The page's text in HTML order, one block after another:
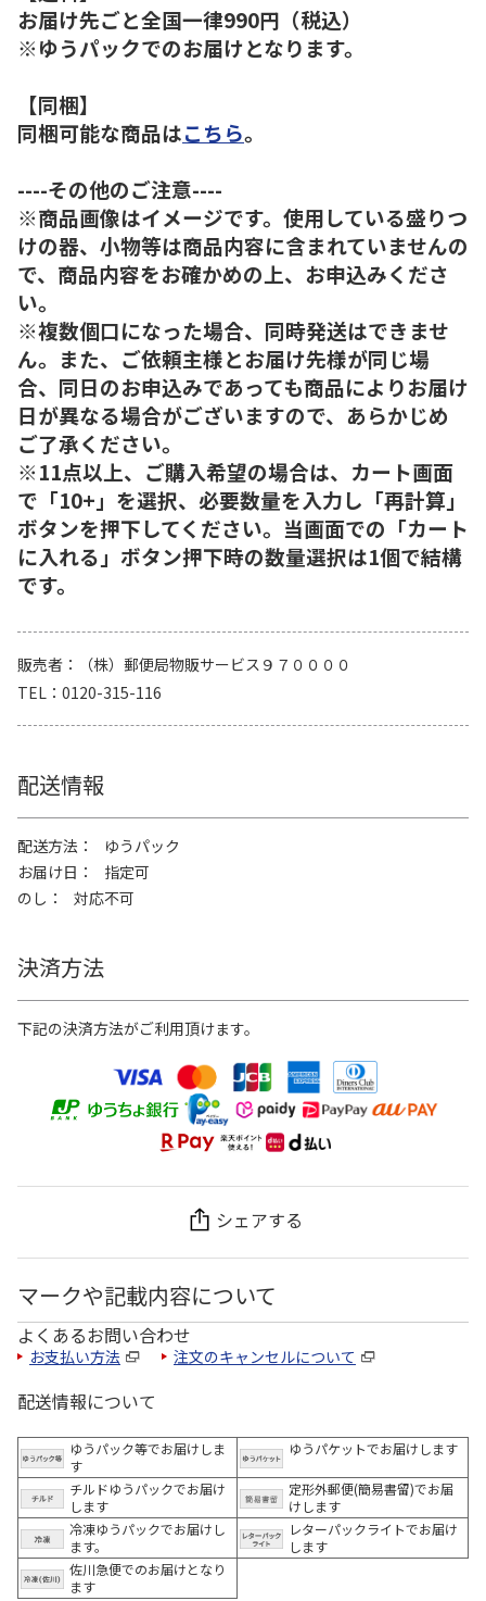
お届け先ごと全国一律990円（税込）
※ゆうパックでのお届けとなります。
【同梱】
同梱可能な商品はこちら。
----その他のご注意----
※商品画像はイメージです。使用している盛りつ
けの器、小物等は商品内容に含まれていませんの
で、商品内容をお確かめの上、お申込みくださ
い。
※複数個口になった場合、同時発送はできませ
ん。また、ご依頼主様とお届け先様が同じ場
合、同日のお申込みであっても商品によりお届け
日が異なる場合がございますので、あらかじめ
ご了承ください。
※11点以上、ご購入希望の場合は、カート画面
で「10+」を選択、必要数量を入力し「再計算」
ボタンを押下してください。当画面での「カート
に入れる」ボタン押下時の数量選択は1個で結構
です。
販売者
（株）郵便局物販サービス９７００００
TEL
0120-315-116
配送情報
配送方法
ゆうパック
お届け日
指定可
のし
対応不可
決済方法
下記の決済方法がご利用頂けます。
シェアする
マークや記載内容について
よくあるお問い合わせ
お支払い方法 注文のキャンセルについて
配送情報について
ゆうパック等でお届けしま
す
ゆうパケットでお届けします
チルドゆうパックでお届け
します
定形外郵便(簡易書留)でお届
けします
冷凍ゆうパックでお届けし
ます。
レターパックライトでお届け
します
佐川急便でのお届けとなり
ます